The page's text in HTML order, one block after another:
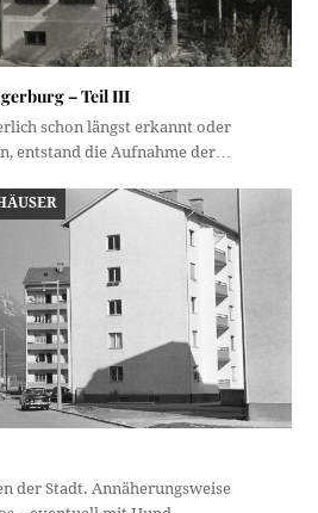
– Teil III
schon längst erkannt oder
entstand die Aufnahme der…
der Stadt. Annäherungsweise